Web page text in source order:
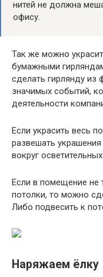
нитей не должна
офису.
Так же можно
бумажными
сделать гирлянду из
значимых событий,
деятельности
Если украсить весь
развешать
вокруг
Если в помещение не
потолки, то можно
Либо подвесить к
Наряжаем ёлку